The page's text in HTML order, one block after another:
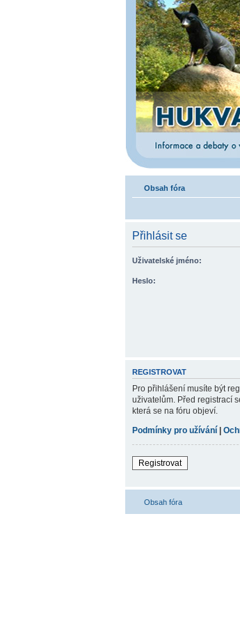
Obsah fóra
Přihlásit se
Uživatelské jméno:
Heslo:
REGISTROVAT
Pro přihlášení musíte být
uživatelům. Před registrací
která se na fóru objeví.
Podmínky pro užívání |
Registrovat
Obsah fóra